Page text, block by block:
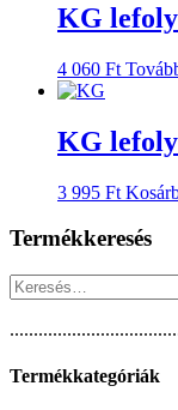
KG
4 060 Ft
KG
3 995 Ft
Termékkeresés
Keresés:
Termékkategóriák